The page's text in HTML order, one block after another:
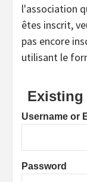
l'association
êtes inscrit,
pas encore
utilisant le
Existing
Username or
Password